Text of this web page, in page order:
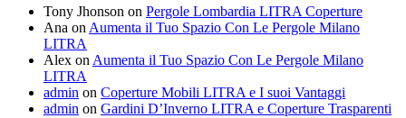
Tony Jhonson on Pergole Lombardia LITRA Coperture
Ana on Aumenta il Tuo Spazio Con Le Pergole Milano
LITRA
Alex on Aumenta il Tuo Spazio Con Le Pergole Milano
LITRA
admin on Coperture Mobili LITRA e I suoi Vantaggi
admin on Gardini D’Inverno LITRA e Coperture Trasparenti